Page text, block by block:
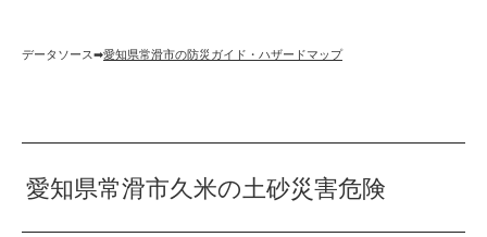
データソース➡︎愛知県常滑市の防災ガイド・ハザードマップ
愛知県常滑市久米の土砂災害危険